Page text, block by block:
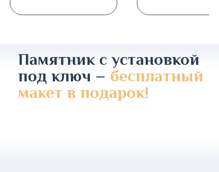
Памятник с установкой
под ключ – бесплатный
макет в подарок!